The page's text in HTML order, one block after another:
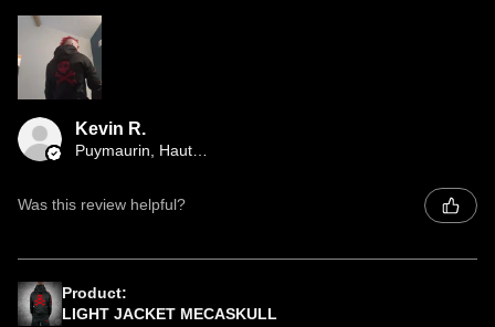
Kevin R.
Was this review helpful?
Product:
LIGHT JACKET MECASKULL